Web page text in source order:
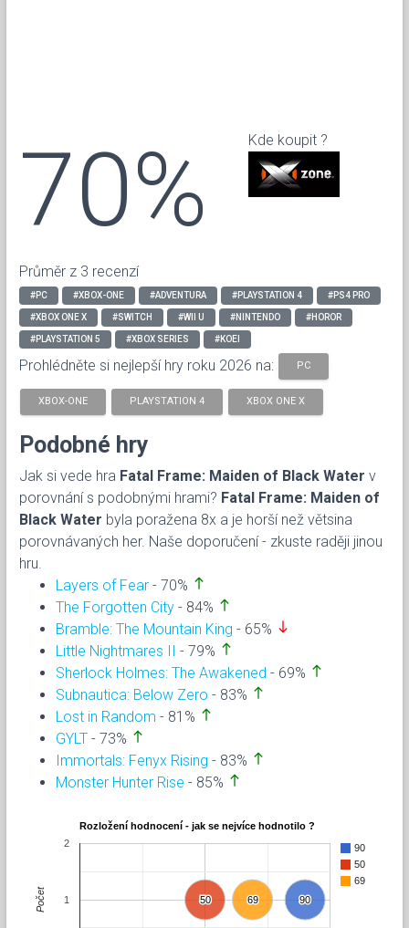
70%
Průměr z 3 recenzí
Kde koupit ?
#PC #XBOX-ONE #ADVENTURA #PLAYSTATION 4 #PS4 PRO
#XBOX ONE X #SWITCH #WII U #NINTENDO #HOROR
#PLAYSTATION 5 #XBOX SERIES #KOEI
Prohlédněte si nejlepší hry roku 2026 na: PC
XBOX-ONE PLAYSTATION 4 XBOX ONE X
Podobné hry
Jak si vede hra Fatal Frame: Maiden of Black Water v
porovnání s podobnými hrami? Fatal Frame: Maiden of
Black Water byla poražena 8x a je horší než větsina
porovnávaných her. Naše doporučení - zkuste raději jinou
hru.
Layers of Fear - 70% north
The Forgotten City - 84% north
Bramble: The Mountain King - 65% south
Little Nightmares II - 79% north
Sherlock Holmes: The Awakened - 69% north
Subnautica: Below Zero - 83% north
Lost in Random - 81% north
GYLT - 73% north
Immortals: Fenyx Rising - 83% north
Monster Hunter Rise - 85% north
Rozložení hodnocení - jak se nejvíce hodnotilo ?
90
50
69
90
90
50
50 69
69
1
2
Počet